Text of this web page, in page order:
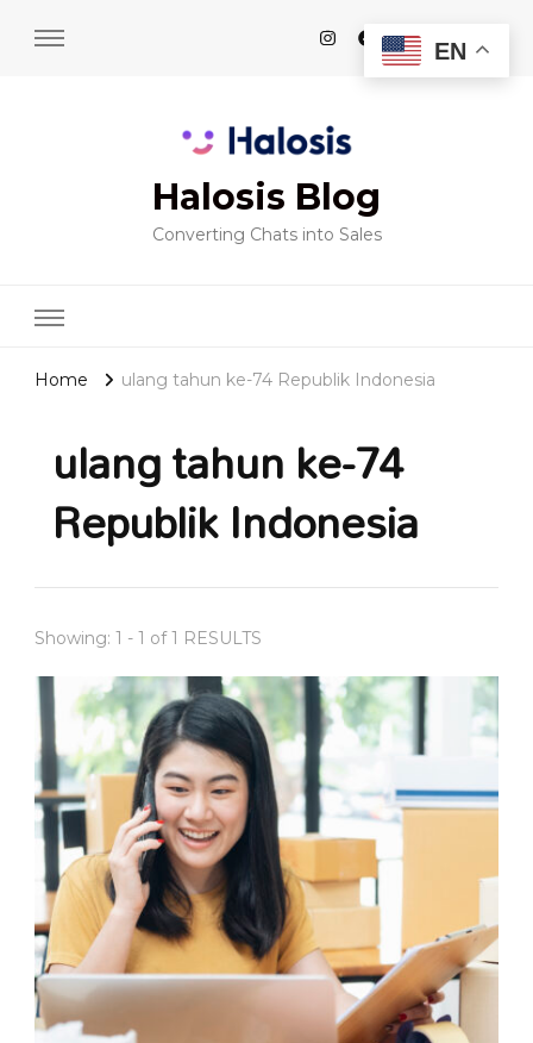
Halosis Blog
Converting Chats into Sales
Home ulang tahun ke-74 Republik Indonesia
ulang tahun ke-74
Republik Indonesia
Showing: 1 - 1 of 1 RESULTS
EN